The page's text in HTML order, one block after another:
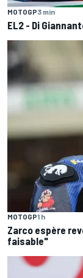
MOTOGP3 min
EL2 - Di
MOTOGP1 h
Zarco espère
faisable"